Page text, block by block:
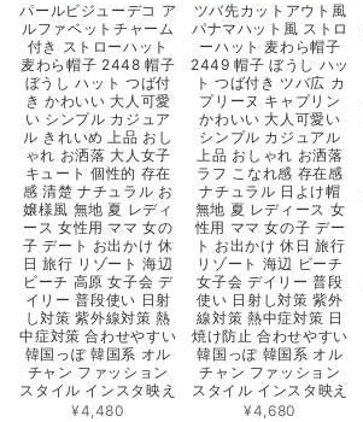
パールビジューデコ ア
ルファベットチャーム
付き ストローハット
麦わら帽子 2448 帽子
ぼうし ハット つば付
き かわいい 大人可愛
い シンプル カジュア
ル きれいめ 上品 おし
ゃれ お洒落 大人女子
キュート 個性的 存在
感 清楚 ナチュラル お
嬢様風 無地 夏 レディ
ース 女性用 ママ 女の
子 デート お出かけ 休
日 旅行 リゾート 海辺
ビーチ 高原 女子会 デ
イリー 普段使い 日射
し対策 紫外線対策 熱
中症対策 合わせやすい
韓国っぽ 韓国系 オル
チャン ファッション
スタイル インスタ映え
¥4,480
ツバ先カットアウト風
パナマハット風 ストロ
ーハット 麦わら帽子
2449 帽子 ぼうし ハッ
ト つば付き ツバ広 カ
プリーヌ キャプリン
かわいい 大人可愛い
シンプル カジュアル
上品 おしゃれ お洒落
ラフ こなれ感 存在感
ナチュラル 日よけ帽
無地 夏 レディース 女
性用 ママ 女の子 デー
ト お出かけ 休日 旅行
リゾート 海辺 ビーチ
女子会 デイリー 普段
使い 日射し対策 紫外
線対策 熱中症対策 日
焼け防止 合わせやすい
韓国っぽ 韓国系 オル
チャン ファッション
スタイル インスタ映え
¥4,680